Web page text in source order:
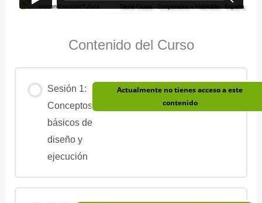
Contenido del Curso
Sesión 1:
Conceptos
básicos de
diseño y
ejecución
Actualmente no tienes acceso a este
contenido